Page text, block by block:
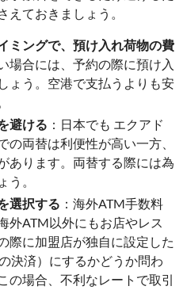
えておきましょう。
ミングで、預け入れ荷物の費
場合には、予約の際に預け入
ょう。空港で支払うよりも安
避ける ：日本でも エクアド
の両替は利便性が高い一方、
あります。両替する際には為
う。
選択する ：海外ATM手数料
外ATM以外にもお店やレス
際に加盟店が独自に設定した
決済）にするかどうか問わ
の場合、不利なレートで取引